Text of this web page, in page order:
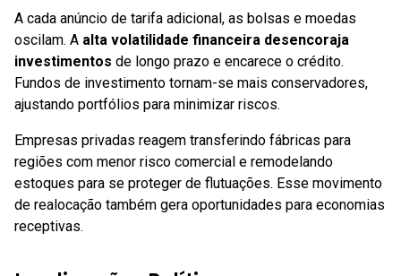
A cada anúncio de tarifa adicional, as bolsas e moedas
oscilam. A alta volatilidade financeira desencoraja
investimentos de longo prazo e encarece o crédito.
Fundos de investimento tornam-se mais conservadores,
ajustando portfólios para minimizar riscos.
Empresas privadas reagem transferindo fábricas para
regiões com menor risco comercial e remodelando
estoques para se proteger de flutuações. Esse movimento
de realocação também gera oportunidades para economias
receptivas.